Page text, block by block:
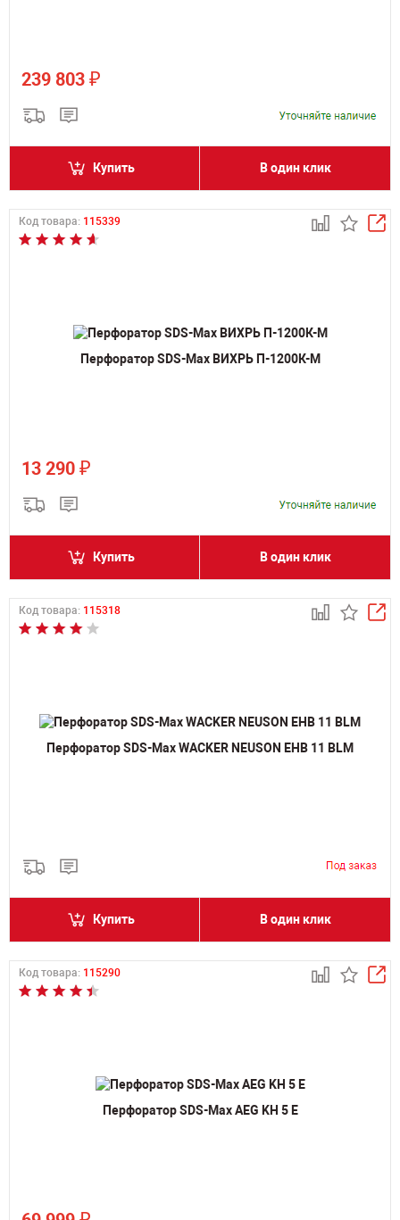
239 803 ₽
Купить В один клик
Код товара: 115339
Перфоратор SDS-Max ВИХРЬ П-1200К-М
13 290 ₽
Купить В один клик
Код товара: 115318
Перфоратор SDS-Max WACKER NEUSON EHB 11 BLM
Купить В один клик
Код товара: 115290
Перфоратор SDS-Max AEG KH 5 E